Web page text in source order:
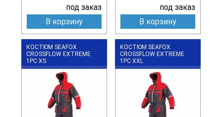
под заказ
В корзину
под заказ
В корзину
КОСТЮМ SEAFOX
CROSSFLOW EXTREME
1PC XS
КОСТЮМ SEAFOX
CROSSFLOW EXTREME
1PC XXL